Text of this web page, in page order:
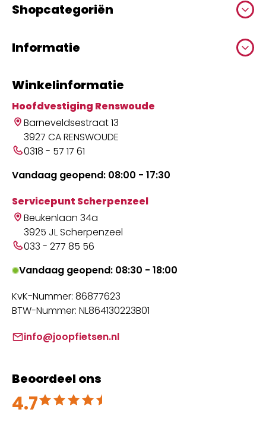
Shopcategoriën
Informatie
Winkelinformatie
Hoofdvestiging Renswoude
Barneveldsestraat 13
3927 CA RENSWOUDE
0318 - 57 17 61
Vandaag geopend: 08:00 - 17:30
Servicepunt Scherpenzeel
Beukenlaan 34a
3925 JL Scherpenzeel
033 - 277 85 56
Vandaag geopend: 08:30 - 18:00
KvK-Nummer: 86877623
BTW-Nummer: NL864130223B01
info@joopfietsen.nl
Beoordeel ons
4.7
Beoordeeld met 4.7 uit 5